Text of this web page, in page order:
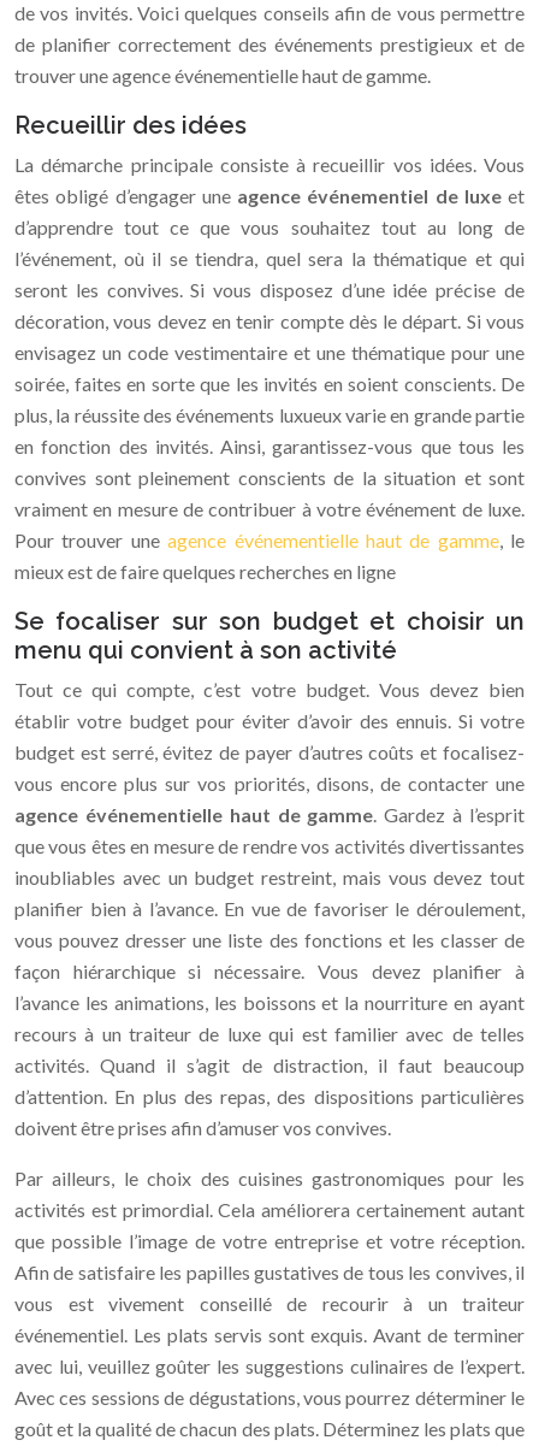
de vos invités. Voici quelques conseils afin de vous permettre
de planifier correctement des événements prestigieux et de
trouver une agence événementielle haut de gamme.
Recueillir des idées
La démarche principale consiste à recueillir vos idées. Vous
êtes obligé d’engager une agence événementiel de luxeet
d’apprendre tout ce que vous souhaitez tout au long de
l’événement, où il se tiendra, quel sera la thématique et qui
seront les convives. Si vous disposez d’une idée précise de
décoration, vous devez en tenir compte dès le départ. Si vous
envisagez un code vestimentaire et une thématique pour une
soirée, faites en sorte que les invités en soient conscients. De
plus, la réussite des événements luxueux varie en grande partie
en fonction des invités. Ainsi, garantissez-vous que tous les
convives sont pleinement conscients de la situation et sont
vraiment en mesure de contribuer à votre événement de luxe.
Pour trouver uneagence événementielle haut de gamme, le
mieux est de faire quelques recherches en ligne
Se focaliser sur son budget et choisir un
menu qui convient à son activité
Tout ce qui compte, c’est votre budget. Vous devez bien
établir votre budget pour éviter d’avoir des ennuis. Si votre
budget est serré, évitez de payer d’autres coûts et focalisez-
vous encore plus sur vos priorités, disons, de contacter une
agence événementielle haut de gamme. Gardez à l’esprit
que vous êtes en mesure de rendre vos activités divertissantes
inoubliables avec un budget restreint, mais vous devez tout
planifier bien à l’avance. En vue de favoriser le déroulement,
vous pouvez dresser une liste des fonctions et les classer de
façon hiérarchique si nécessaire. Vous devez planifier à
l’avance les animations, les boissons et la nourriture en ayant
recours à un traiteur de luxe qui est familier avec de telles
activités. Quand il s’agit de distraction, il faut beaucoup
d’attention. En plus des repas, des dispositions particulières
doivent être prises afin d’amuser vos convives.
Par ailleurs, le choix des cuisines gastronomiques pour les
activités est primordial. Cela améliorera certainement autant
que possible l’image de votre entreprise et votre réception.
Afin de satisfaire les papilles gustatives de tous les convives, il
vous est vivement conseillé de recourir à un traiteur
événementiel. Les plats servis sont exquis. Avant de terminer
avec lui, veuillez goûter les suggestions culinaires de l’expert.
Avec ces sessions de dégustations, vous pourrez déterminer le
goût et la qualité de chacun des plats. Déterminez les plats que